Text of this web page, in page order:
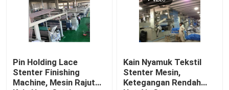
Pemadat Kain Rajut
Rak Penyimpanan Logam
Pin Holding Lace
Stenter Finishing
Machine, Mesin Rajut
Kain Nyamuk Tekstil
Stenter Mesin,
Ketegangan Rendah